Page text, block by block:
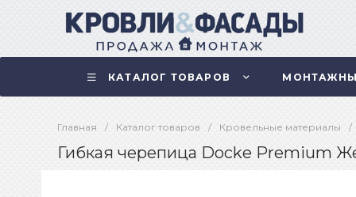
КАТАЛОГ ТОВАРОВ
Главная / Каталог товаров / Кровельные материалы /
Гибкая черепица Docke Premium